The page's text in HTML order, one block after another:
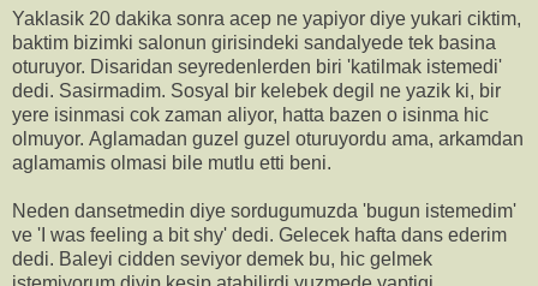
Yaklasik 20 dakika sonra acep ne yapiyor diye yukari ciktim,
baktim bizimki salonun girisindeki sandalyede tek basina
oturuyor. Disaridan seyredenlerden biri 'katilmak istemedi'
dedi. Sasirmadim. Sosyal bir kelebek degil ne yazik ki, bir
yere isinmasi cok zaman aliyor, hatta bazen o isinma hic
olmuyor. Aglamadan guzel guzel oturuyordu ama, arkamdan
aglamamis olmasi bile mutlu etti beni.
Neden dansetmedin diye sordugumuzda 'bugun istemedim'
ve 'I was feeling a bit shy' dedi. Gelecek hafta dans ederim
dedi. Baleyi cidden seviyor demek bu, hic gelmek